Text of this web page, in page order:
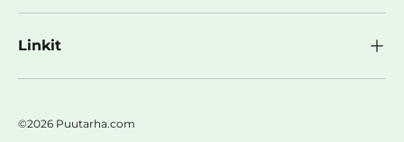
Linkit
©2026 Puutarha.com